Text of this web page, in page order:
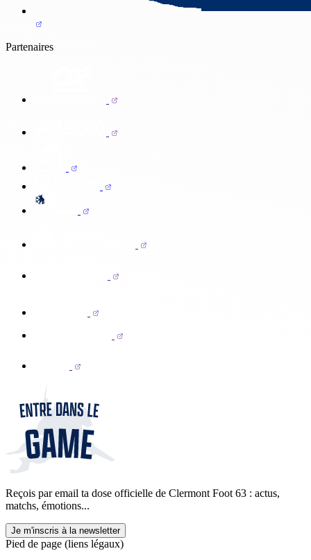
Partenaires
Reçois par email ta dose officielle de Clermont Foot 63 : actus,
matchs, émotions...
Je m'inscris à la newsletter
Pied de page (liens légaux)